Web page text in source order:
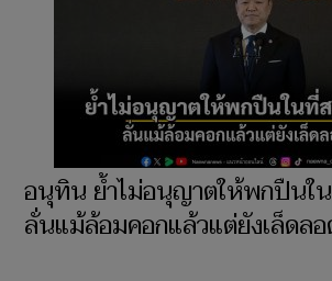
อนุทิน ย้ำไม่อนุญาตให้พกปืนใ
ลั่นแม้ล้อมคอกแล้วแต่ยังเล็ดล